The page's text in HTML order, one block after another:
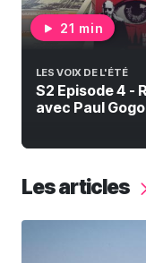
21 min
LES VOIX DE L'ÉTÉ
S2 Episode 4 -
avec Paul Gogo
Les articles